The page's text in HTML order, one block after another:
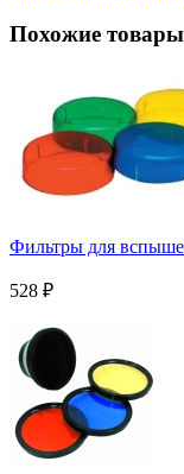
Похожие товары
Фильтры для
528 ₽